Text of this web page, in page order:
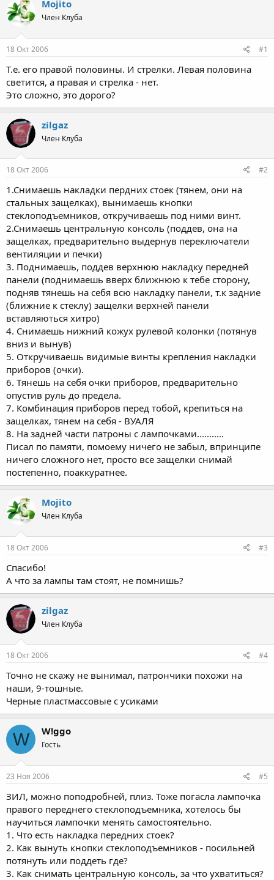
о
р
е
м
а
н
ч
а
Mojito
Член Клуба
18 Окт 2006 #1
Т.е. его правой половины. И стрелки. Левая половина
светится, а правая и стрелка - нет.
Это сложно, это дорого?
zilgaz
Член Клуба
18 Окт 2006 #2
1.Снимаешь накладки пердних стоек (тянем, они на
стальных защелках), вынимаешь кнопки
стеклоподъемников, откручиваешь под ними винт.
2.Снимаешь центральную консоль (поддев, она на
защелках, предварительно выдернув переключатели
вентиляции и печки)
3. Поднимаешь, поддев верхнюю накладку передней
панели (поднимаешь вверх ближнюю к тебе сторону,
подняв тянешь на себя всю накладку панели, т.к задние
(ближние к стеклу) защелки верхней панели
вставляються хитро)
4. Снимаешь нижний кожух рулевой колонки (потянув
вниз и вынув)
5. Откручиваешь видимые винты крепления накладки
приборов (очки).
6. Тянешь на себя очки приборов, предварительно
опустив руль до предела.
7. Комбинация приборов перед тобой, крепиться на
защелках, тянем на себя - ВУАЛЯ
8. На задней части патроны с лампочками...........
Писал по памяти, помоему ничего не забыл, впринципе
ничего сложного нет, просто все защелки снимай
постепенно, поаккуратнее.
Mojito
Член Клуба
18 Окт 2006 #3
Спасибо!
А что за лампы там стоят, не помнишь?
zilgaz
Член Клуба
18 Окт 2006 #4
Точно не скажу не вынимал, патрончики похожи на
наши, 9-тошные.
Черные пластмассовые с усиками
W W!ggo
Гость
23 Ноя 2006 #5
ЗИЛ, можно поподробней, плиз. Тоже погасла лампочка
правого переднего стеклоподъемника, хотелось бы
научиться лампочки менять самостоятельно.
1. Что есть накладка передних стоек?
2. Как вынуть кнопки стеклоподъемников - посильней
потянуть или поддеть где?
3. Как снимать центральную консоль, за что ухватиться?